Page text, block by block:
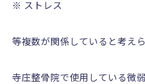
※ ストレス
等複数が関係していると考えら
寺庄整骨院で使用している微